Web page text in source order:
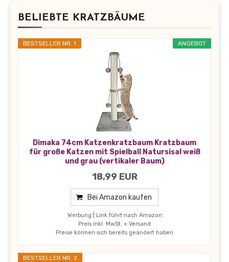
BELIEBTE KRATZBÄUME
ANGEBOT
BESTSELLER NR. 1
Dimaka 74cm Katzenkratzbaum Kratzbaum
für große Katzen mit Spielball Natursisal weiß
und grau (vertikaler Baum)
18,99 EUR
Bei Amazon kaufen
Werbung | Link führt nach Amazon
Preis inkl. MwSt. + Versand
Preise können sich bereits geändert haben
BESTSELLER NR. 2